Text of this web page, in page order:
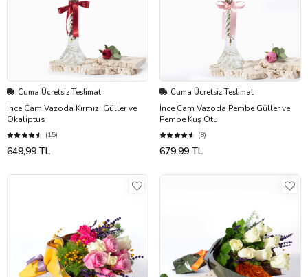
Cuma Ücretsiz Teslimat
İnce Cam Vazoda Kırmızı Güller ve
Okaliptus
(15)
649,99 TL
Cuma Ücretsiz Teslimat
İnce Cam Vazoda Pembe Güller ve
Pembe Kuş Otu
(8)
679,99 TL